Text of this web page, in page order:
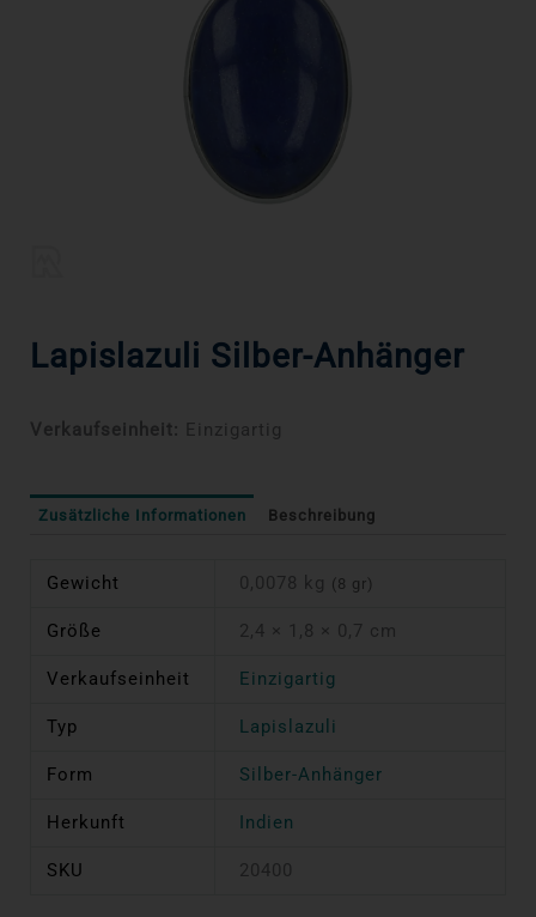
Lapislazuli Silber-Anhänger
Verkaufseinheit: Einzigartig
Zusätzliche Informationen Beschreibung
Gewicht 0,0078 kg (8 gr)
Größe 2,4 × 1,8 × 0,7 cm
Verkaufseinheit Einzigartig
Typ Lapislazuli
Form Silber-Anhänger
Herkunft Indien
SKU 20400